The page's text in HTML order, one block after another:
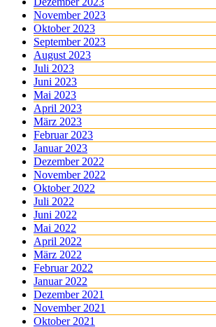
November 2023
Oktober 2023
September 2023
August 2023
Juli 2023
Juni 2023
Mai 2023
April 2023
März 2023
Februar 2023
Januar 2023
Dezember 2022
November 2022
Oktober 2022
Juli 2022
Juni 2022
Mai 2022
April 2022
März 2022
Februar 2022
Januar 2022
Dezember 2021
November 2021
Oktober 2021